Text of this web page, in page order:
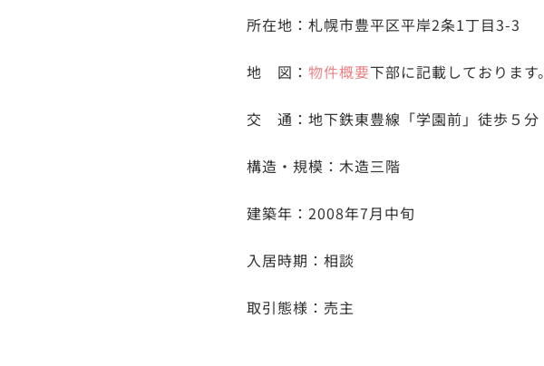
所在地：札幌市豊平区平岸2条1丁目3-3
地 図： 物件概要下部に記載しております。
交 通：地下鉄東豊線「学園前」徒歩５分
構造・規模：木造三階
建築年：2008年7月中旬
入居時期：相談
取引態様：売主